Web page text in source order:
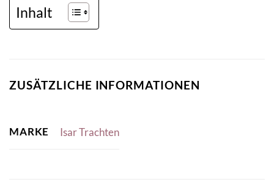
Inhalt
ZUSÄTZLICHE INFORMATIONEN
MARKE Isar Trachten